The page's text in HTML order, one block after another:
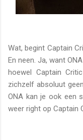
Wat, begint Captain
En neen. Ja, want
hoewel Captain
zichzelf absoluut
ONA kan je ook een
weer right op Captain